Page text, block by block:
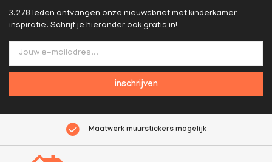
3.278 leden ontvangen onze nieuwsbrief met kinderkamer
inspiratie. Schrijf je hieronder ook gratis in!
inschrijven
Maatwerk muurstickers mogelijk